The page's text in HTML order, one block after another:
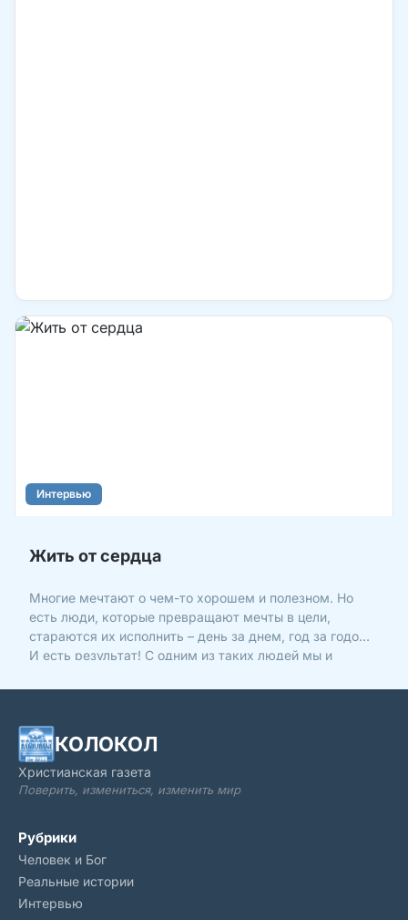
Интервью
Жить от сердца
Многие мечтают о чем-то хорошем и полезном. Но
есть люди, которые превращают мечты в цели,
стараются их исполнить – день за днем, год за годом.
И есть результат! С одним из таких людей мы и
верующий человек, директор компании «Будьте
КОЛОКОЛ
Христианская газета
Поверить, измениться, изменить мир
Рубрики
Человек и Бог
Реальные истории
Интервью